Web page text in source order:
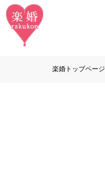
楽婚トップページ